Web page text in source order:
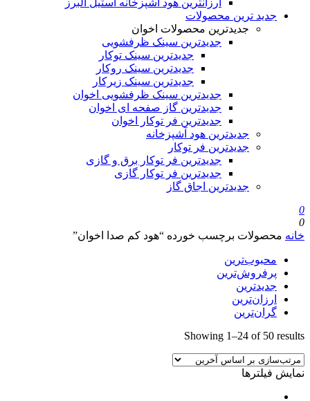
ارزانترین هود آشپزخانه استیل البرز
جدید ترین محصولات
جدیدترین محصولات اخوان
جدیدترین سینک ظرفشویی
جدیدترین سینک توکار
جدیدترین سینک روکار
جدیدترین سینک زیرکار
جدیدترین سینک ظرفشویی اخوان
جدیدترین گاز صفحه ای اخوان
جدیدترین فر توکار اخوان
جدیدترین هود آشپزخانه
جدیدترین فر توکار
جدیدترین فر توکار برق و گازی
جدیدترین فر توکار گازی
جدیدترین اجاق گاز
0
0
خانه محصولات برچسب خورده “هود کم صدا اخوان”
محبوب‌ترین
پرفروش‌ترین
جدیدترین
ارزان‌ترین
گران‌ترین
Showing 1–24 of 50 results
latest
نمایش فیلترها